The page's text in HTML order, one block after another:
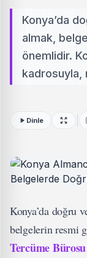
Konya’da
almak,
önemlidir.
kadrosuyla,
Dinle
Konya’da doğru
belgelerin resmi
Tercüme Bürosu